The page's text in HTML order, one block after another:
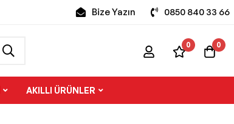
Bize Yazın 0850 840 33 66
0 0
AKILLI ÜRÜNLER